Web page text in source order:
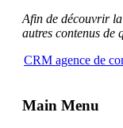
Afin de découvrir
autres contenus de
CRM agence de
Main Menu